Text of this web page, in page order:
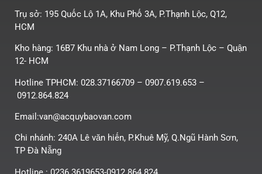
Trụ sở: 195 Quốc Lộ 1A, Khu Phố 3A, P.Thạnh Lộc, Q12,
HCM
Kho hàng: 16B7 Khu nhà ở Nam Long – P.Thạnh Lộc – Quận
12- HCM
Hotline TPHCM: 028.37166709 – 0907.619.653 –
0912.864.824
Email:van@acquybaovan.com
Chi nhánh: 240A Lê văn hiến, P.Khuê Mỹ, Q.Ngũ Hành Sơn,
TP Đà Nẵng